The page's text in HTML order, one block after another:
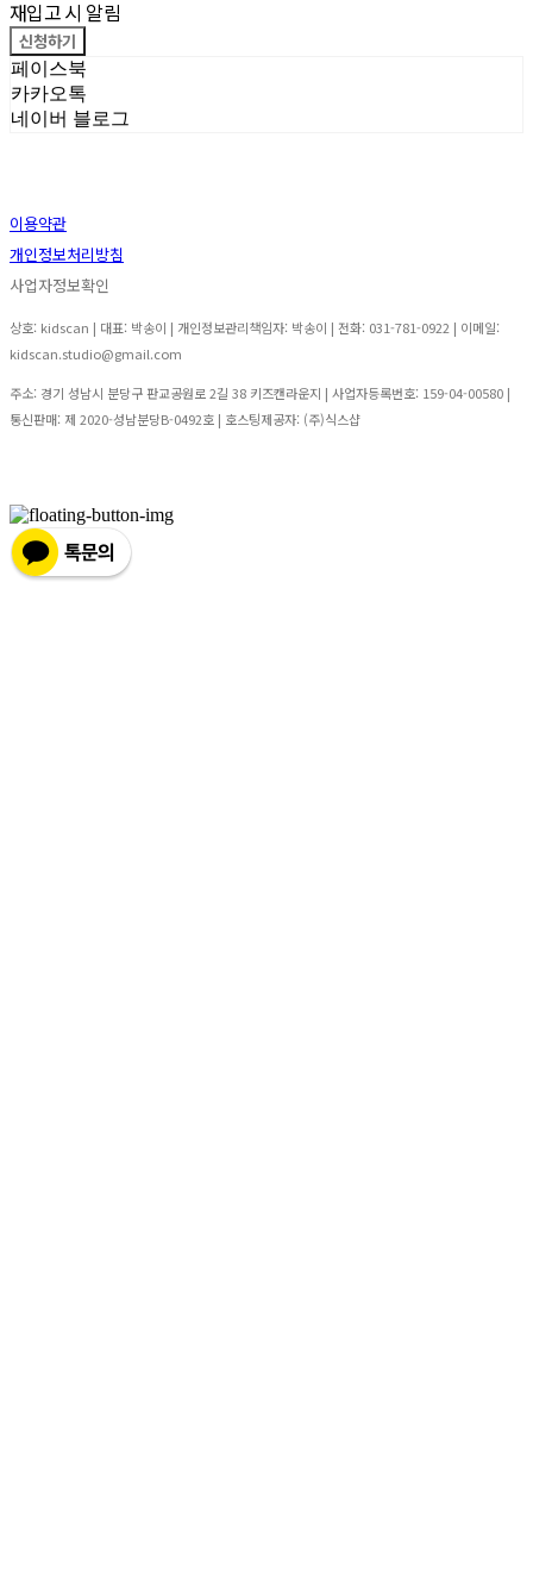
재입고 시 알림
신청하기
페이스북
카카오톡
네이버 블로그
이용약관
개인정보처리방침
사업자정보확인
상호: kidscan | 대표: 박송이 | 개인정보관리책임자: 박송이 | 전화: 031-781-0922 | 이메일:
kidscan.studio@gmail.com
주소: 경기 성남시 분당구 판교공원로 2길 38 키즈캔라운지 | 사업자등록번호: 159-04-00580 |
통신판매: 제 2020-성남분당B-0492호 | 호스팅제공자: (주)식스샵